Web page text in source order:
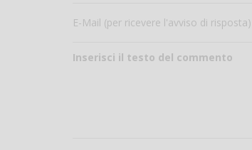
E-Mail (per ricevere l'avviso di risposta)
Inserisci il testo del commento